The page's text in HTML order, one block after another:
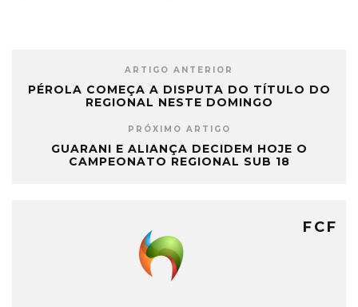
ARTIGO ANTERIOR
PÉROLA COMEÇA A DISPUTA DO TÍTULO DO
REGIONAL NESTE DOMINGO
PRÓXIMO ARTIGO
GUARANI E ALIANÇA DECIDEM HOJE O
CAMPEONATO REGIONAL SUB 18
FCF